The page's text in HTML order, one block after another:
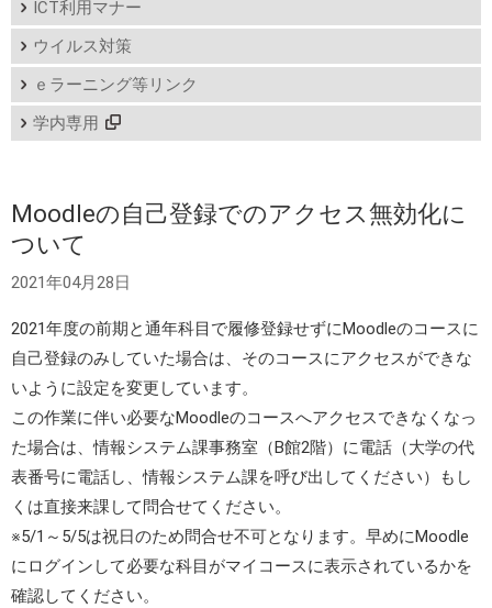
ICT利用マナー
ウイルス対策
ｅラーニング等リンク
学内専用
Moodleの自己登録でのアクセス無効化に
ついて
2021年04月28日
2021年度の前期と通年科目で履修登録せずにMoodleのコースに
自己登録のみしていた場合は、そのコースにアクセスができな
いように設定を変更しています。
この作業に伴い必要なMoodleのコースへアクセスできなくなっ
た場合は、情報システム課事務室（B館2階）に電話（大学の代
表番号に電話し、情報システム課を呼び出してください）もし
くは直接来課して問合せてください。
※5/1～5/5は祝日のため問合せ不可となります。早めにMoodle
にログインして必要な科目がマイコースに表示されているかを
確認してください。